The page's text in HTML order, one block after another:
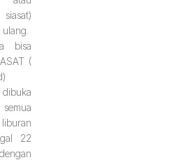
bisa
(
liburan
22